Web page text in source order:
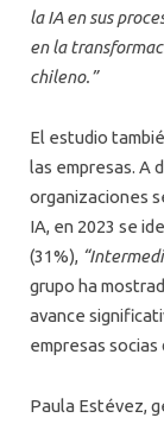
la IA en sus
en la
chileno.”
El estudio
las empresas. A
organizaciones
IA, en 2023 se
(31%),
grupo ha
avance
empresas socias
Paula Estévez,